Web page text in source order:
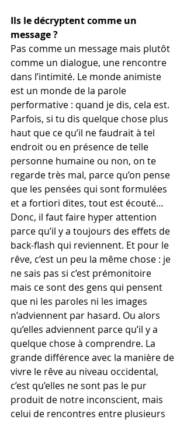
Ils le décryptent comme un
message ?
Pas comme un message mais plutôt
comme un dialogue, une rencontre
dans l’intimité. Le monde animiste
est un monde de la parole
performative : quand je dis, cela est.
Parfois, si tu dis quelque chose plus
haut que ce qu’il ne faudrait à tel
endroit ou en présence de telle
personne humaine ou non, on te
regarde très mal, parce qu’on pense
que les pensées qui sont formulées
et a fortiori dites, tout est écouté…
Donc, il faut faire hyper attention
parce qu’il y a toujours des effets de
back-flash qui reviennent. Et pour le
rêve, c’est un peu la même chose : je
ne sais pas si c’est prémonitoire
mais ce sont des gens qui pensent
que ni les paroles ni les images
n’adviennent par hasard. Ou alors
qu’elles adviennent parce qu’il y a
quelque chose à comprendre. La
grande différence avec la manière de
vivre le rêve au niveau occidental,
c’est qu’elles ne sont pas le pur
produit de notre inconscient, mais
celui de rencontres entre plusieurs